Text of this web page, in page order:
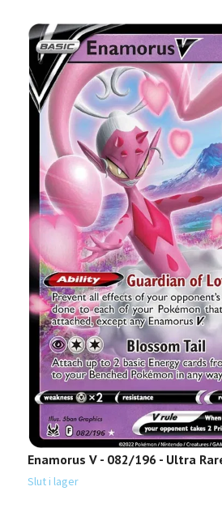
Enamorus V - 082/196 - Ultra
Slut i lager